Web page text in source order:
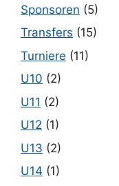
Sponsoren (5)
Transfers (15)
Turniere (11)
U10 (2)
U11 (2)
U12 (1)
U13 (2)
U14 (1)